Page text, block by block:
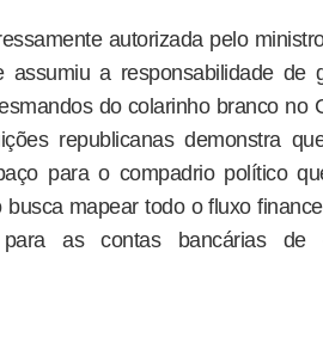
autorizada pelo
assumiu a responsabilidade de
do colarinho branco no
republicanas demonstra
para o compadrio político
busca mapear todo o fluxo
para as contas bancárias de